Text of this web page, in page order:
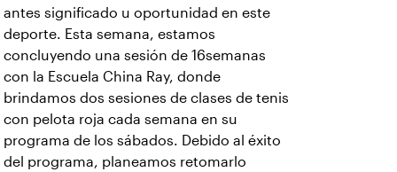
antes significado u oportunidad en este
deporte. Esta semana, estamos
concluyendo una sesión de 16semanas
con la Escuela China Ray, donde
brindamos dos sesiones de clases de tenis
con pelota roja cada semana en su
programa de los sábados. Debido al éxito
del programa, planeamos retomarlo